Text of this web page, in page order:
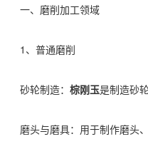
一、磨削加工领域
1、普通磨削
砂轮制造： 棕刚玉是制造砂
磨头与磨具：用于制作磨头、